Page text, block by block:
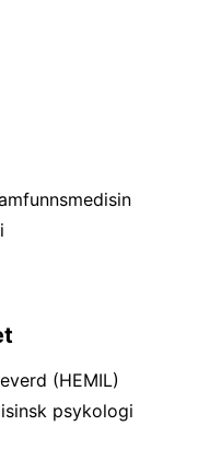
(HEMIL)
psykologi